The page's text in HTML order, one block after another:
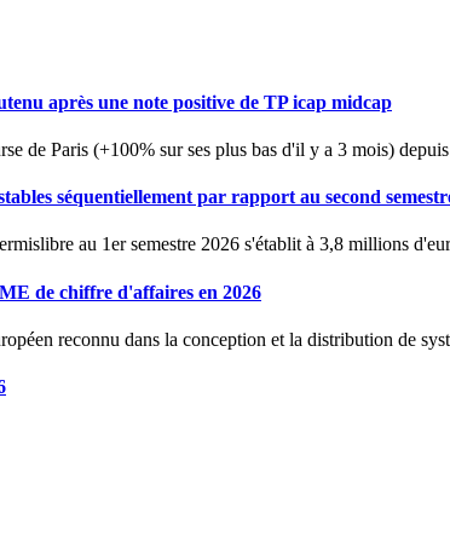
après une note positive de TP icap midcap
de Paris (+100% sur ses plus bas d'il y a 3 mois)
séquentiellement par rapport au second
au 1er semestre 2026 s'établit à 3,8 millions
de chiffre d'affaires en 2026
reconnu dans la conception et la distribution de